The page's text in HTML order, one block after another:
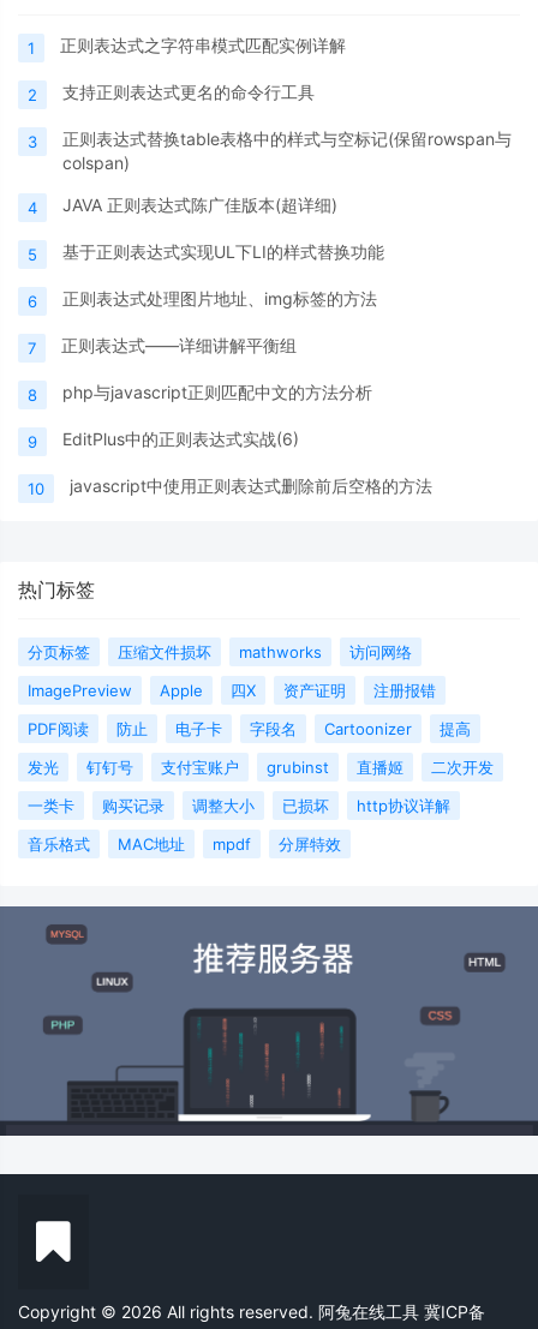
1 正则表达式之字符串模式匹配实例详解
2 支持正则表达式更名的命令行工具
3
正则表达式替换table表格中的样式与空标记(保留rowspan与
colspan)
4 JAVA 正则表达式陈广佳版本(超详细)
5 基于正则表达式实现UL下LI的样式替换功能
6 正则表达式处理图片地址、img标签的方法
7 正则表达式——详细讲解平衡组
8 php与javascript正则匹配中文的方法分析
9 EditPlus中的正则表达式实战(6)
10 javascript中使用正则表达式删除前后空格的方法
热门标签
分页标签 压缩文件损坏 mathworks
访问网络
ImagePreview
Apple 四X 资产证明
注册报错
PDF阅读
防止 电子卡 字段名 Cartoonizer
提高
发光
钉钉号 支付宝账户 grubinst 直播姬
二次开发
一类卡
购买记录 调整大小 已损坏
http协议详解
音乐格式
MAC地址 mpdf 分屏特效
Copyright © 2026 All rights reserved. 阿兔在线工具 冀ICP备